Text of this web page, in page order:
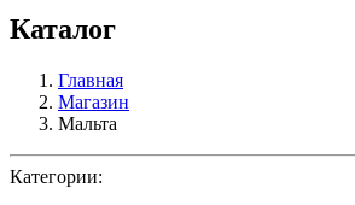
Каталог
Главная
Магазин
Мальта
Категории: